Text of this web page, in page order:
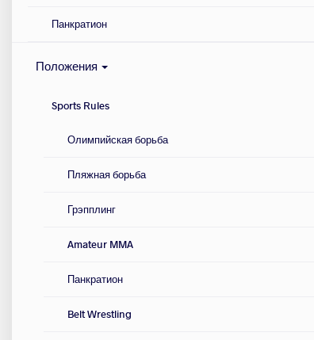
Панкратион
Положения
Sports Rules
Олимпийская борьба
Пляжная борьба
Грэпплинг
Amateur MMA
Панкратион
Belt Wrestling